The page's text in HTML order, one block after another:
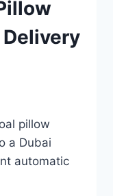
pillow
a Dubai
automatic